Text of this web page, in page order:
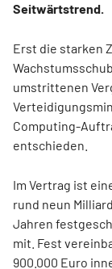
Seitwärtstrend.
Erst die starken
umstrittenen
Computing-
entschieden.
Im Vertrag ist
rund neun
Jahren
mit. Fest
900.000 Euro